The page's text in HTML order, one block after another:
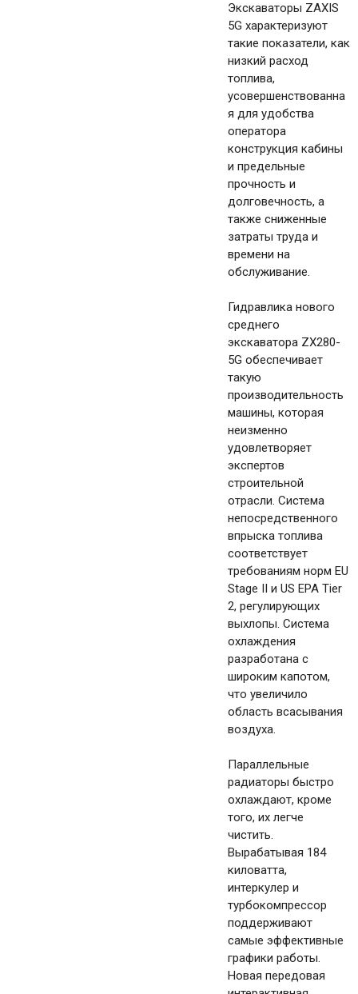
Экскаваторы ZAXIS
5G характеризуют
такие показатели, как
низкий расход
топлива,
усовершенствованна
я для удобства
оператора
конструкция кабины
и предельные
прочность и
долговечность, а
также сниженные
затраты труда и
времени на
обслуживание.
Гидравлика нового
среднего
экскаватора ZX280-
5G обеспечивает
такую
производительность
машины, которая
неизменно
удовлетворяет
экспертов
строительной
отрасли. Система
непосредственного
впрыска топлива
соответствует
требованиям норм EU
Stage II и US EPA Tier
2, регулирующих
выхлопы. Система
охлаждения
разработана с
широким капотом,
что увеличило
область всасывания
воздуха.
Параллельные
радиаторы быстро
охлаждают, кроме
того, их легче
чистить.
Вырабатывая 184
киловатта,
интеркулер и
турбокомпрессор
поддерживают
самые эффективные
графики работы.
Новая передовая